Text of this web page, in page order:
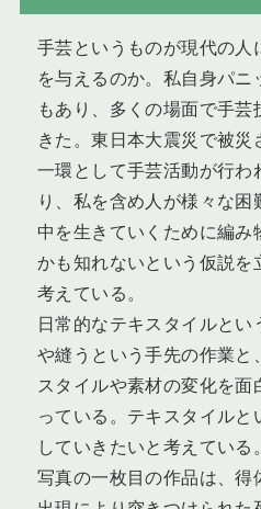
手芸というものが現代の
を与えるのか。私自身パ
もあり、多くの場面で手
きた。東日本大震災で被
一環として手芸活動が行わ
り、私を含め人が様々な
中を生きていくために編
かも知れないという仮説を
考えている。
日常的なテキスタイルと
や縫うという手先の作業と
スタイルや素材の変化を
っている。テキスタイル
していきたいと考えている。
写真の一枚目の作品は、